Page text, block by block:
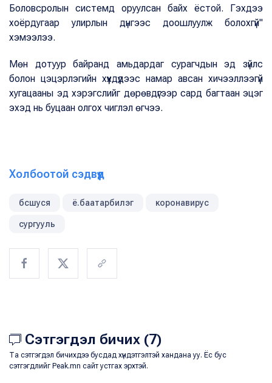
Боловсролын системд оруулсан байх ёстой. Гэхдээ
хоёрдугаар улирлын дүнгээс доошлуулж болохгүй"
хэмээлээ.
Мөн дотуур байранд амьдардаг сурагчдын эд зүйлс
болон цэцэрлэгийн хүүхдүүдээс намар авсан хичээллээгүй
хугацааны эд хэрэгслийг дөрөвдүгээр сард багтаан эцэг
эхэд нь буцаан олгох чиглэл өгчээ.
Холбоотой сэдвүүд
бсшуся ё.баатарбилэг коронавирус
сургууль
Сэтгэгдэл бичих (7)
Та сэтгэгдэл бичихдээ бусдад хүндэтгэлтэй хандана уу. Ёс бус
сэтгэгдлийг Peak.mn сайт устгах эрхтэй.